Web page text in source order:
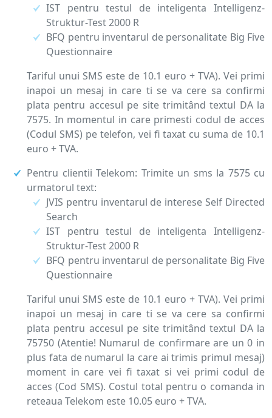
IST pentru testul de inteligenta Intelligenz-
Struktur-Test 2000 R
BFQ pentru inventarul de personalitate Big Five
Questionnaire
Tariful unui SMS este de 10.1 euro + TVA). Vei primi
inapoi un mesaj in care ti se va cere sa confirmi
plata pentru accesul pe site trimitând textul DA la
7575. In momentul in care primesti codul de acces
(Codul SMS) pe telefon, vei fi taxat cu suma de 10.1
euro + TVA.
Pentru clientii Telekom: Trimite un sms la 7575 cu
urmatorul text:
JVIS pentru inventarul de interese Self Directed
Search
IST pentru testul de inteligenta Intelligenz-
Struktur-Test 2000 R
BFQ pentru inventarul de personalitate Big Five
Questionnaire
Tariful unui SMS este de 10.1 euro + TVA). Vei primi
inapoi un mesaj in care ti se va cere sa confirmi
plata pentru accesul pe site trimitând textul DA la
75750 (Atentie! Numarul de confirmare are un 0 in
plus fata de numarul la care ai trimis primul mesaj)
moment in care vei fi taxat si vei primi codul de
acces (Cod SMS). Costul total pentru o comanda in
reteaua Telekom este 10.05 euro + TVA.